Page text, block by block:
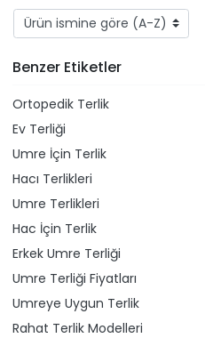
Benzer Etiketler
Ortopedik Terlik
Ev Terliği
Umre İçin Terlik
Hacı Terlikleri
Umre Terlikleri
Hac İçin Terlik
Erkek Umre Terliği
Umre Terliği Fiyatları
Umreye Uygun Terlik
Rahat Terlik Modelleri